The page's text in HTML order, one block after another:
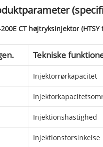
200E CT højtryksinjektor
Tekniske
Injektorrørkapacitet
Injektionshastighed
Injektionsforsinkelse